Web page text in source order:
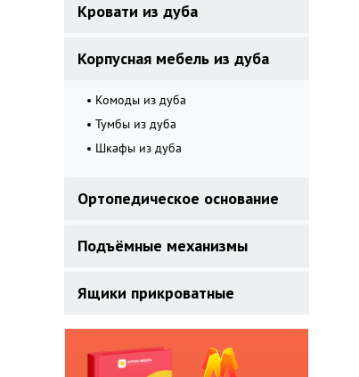
Кровати из дуба
Корпусная мебель из дуба
Комоды из дуба
Тумбы из дуба
Шкафы из дуба
Ортопедическое основание
Подъёмные механизмы
Ящики прикроватные